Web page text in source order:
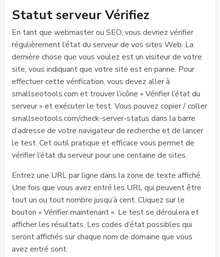
Statut serveur Vérifiez
En tant que webmaster ou SEO, vous devriez vérifier
régulièrement l’état du serveur de vos sites Web. La
dernière chose que vous voulez est un visiteur de votre
site, vous indiquant que votre site est en panne. Pour
effectuer cette vérification, vous devez aller à
smallseotools.com et trouver l’icône « Vérifier l’état du
serveur » et exécuter le test. Vous pouvez copier / coller
smallseotools.com/check-server-status dans la barre
d’adresse de votre navigateur de recherche et de lancer
le test. Cet outil pratique et efficace vous permet de
vérifier l’état du serveur pour une centaine de sites.
Entrez une URL par ligne dans la zone de texte affiché.
Une fois que vous avez entré les URL qui peuvent être
tout un ou tout nombre jusqu’à cent. Cliquez sur le
bouton « Vérifier maintenant ». Le test se déroulera et
afficher les résultats. Les codes d’état possibles qui
seront affichés sur chaque nom de domaine que vous
avez entré sont: